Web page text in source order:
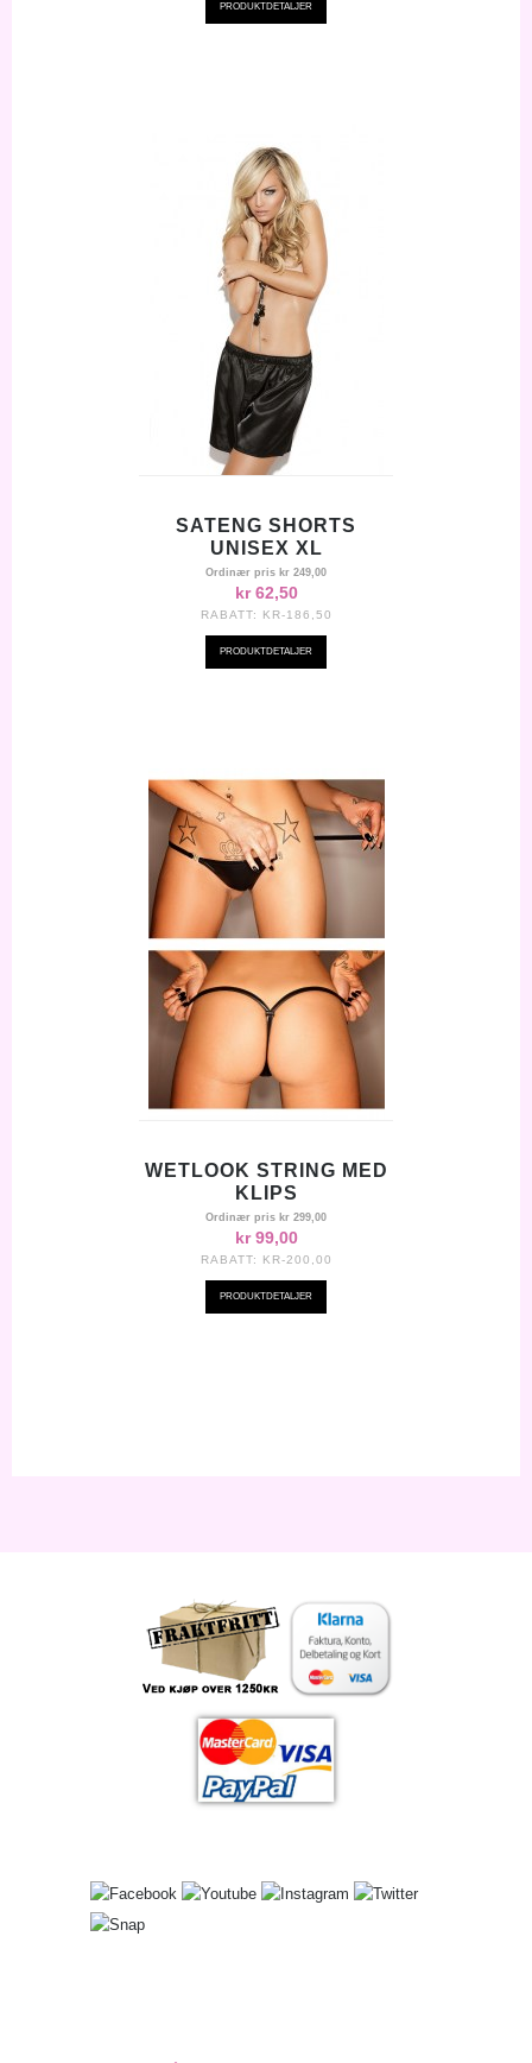
PRODUKTDETALJER
SATENG SHORTS
UNISEX XL
Ordinær pris kr 249,00
kr 62,50
RABATT: KR-186,50
PRODUKTDETALJER
WETLOOK STRING MED
KLIPS
Ordinær pris kr 299,00
kr 99,00
RABATT: KR-200,00
PRODUKTDETALJER